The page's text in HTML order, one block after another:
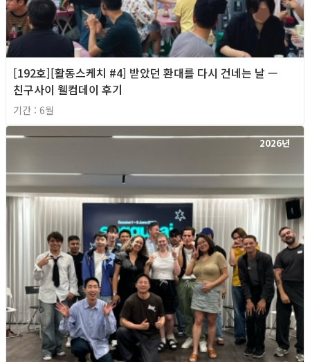
[192호][활동스케치 #4] 받았던 환대를 다시 건네는 날 —
친구사이 웰컴데이 후기
기간 : 6월
2026년